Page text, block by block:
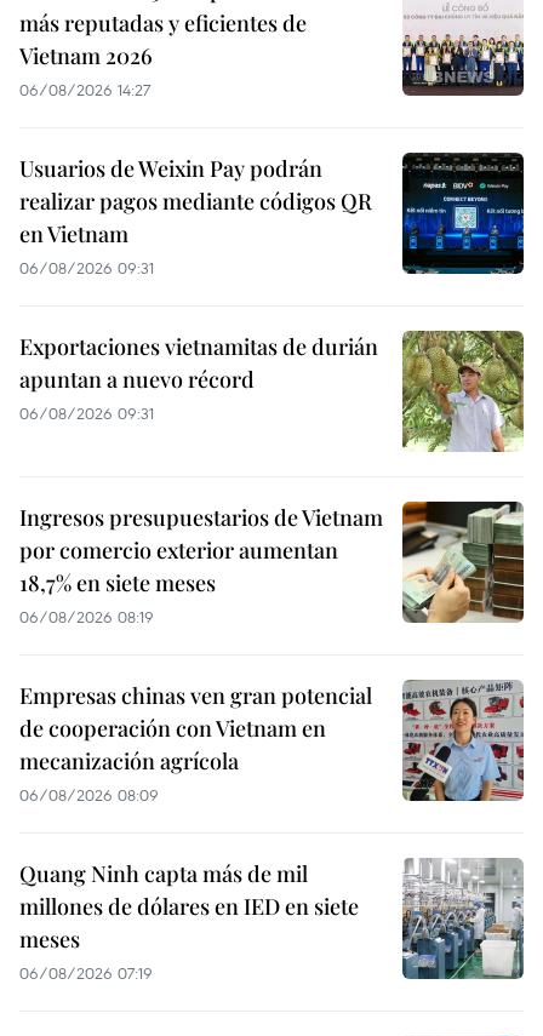
más reputadas y eficientes de
Vietnam 2026
06/08/2026 14:27
Usuarios de Weixin Pay podrán
realizar pagos mediante códigos QR
en Vietnam
06/08/2026 09:31
Exportaciones vietnamitas de durián
apuntan a nuevo récord
06/08/2026 09:31
Ingresos presupuestarios de Vietnam
por comercio exterior aumentan
18,7% en siete meses
06/08/2026 08:19
Empresas chinas ven gran potencial
de cooperación con Vietnam en
mecanización agrícola
06/08/2026 08:09
Quang Ninh capta más de mil
millones de dólares en IED en siete
meses
06/08/2026 07:19